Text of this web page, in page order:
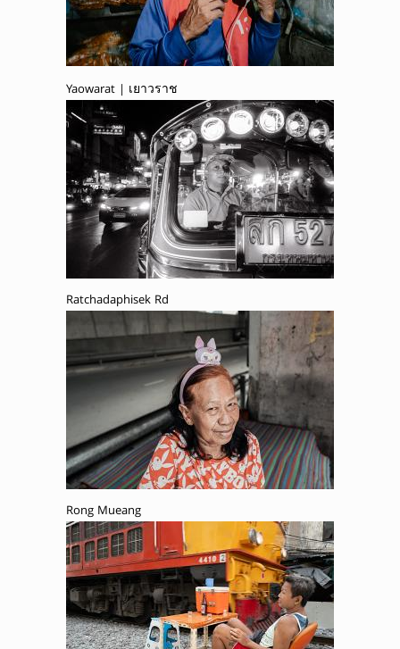
Yaowarat | เยาวราช
Ratchadaphisek Rd
Rong Mueang